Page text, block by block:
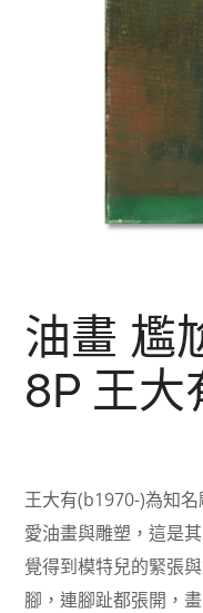
油畫 尷
8P 王大
王大有(b1970-)為知
愛油畫與雕塑，這是
覺得到模特兒的緊張
腳，連腳趾都張開，